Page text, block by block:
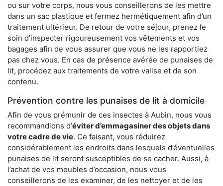
ou sur votre corps, nous vous conseillerons de les mettre
dans un sac plastique et fermez hermétiquement afin d’un
traitement ultérieur. De retour de votre séjour, prenez le
soin d’inspecter rigoureusement vos vêtements et vos
bagages afin de vous assurer que vous ne les rapportiez
pas chez vous. En cas de présence avérée de punaises de
lit, procédez aux traitements de votre valise et de son
contenu.
Prévention contre les punaises de lit à domicile
Afin de vous prémunir de ces insectes à Aubin, nous vous
recommandions d’éviter d’emmagasiner des objets dans
votre cadre de vie. Ce faisant, vous réduirez
considérablement les endroits dans lesquels d’éventuelles
punaises de lit seront susceptibles de se cacher. Aussi, à
l’achat de vos meubles d’occasion, nous vous
conseillerons de les examiner, de les nettoyer et de les